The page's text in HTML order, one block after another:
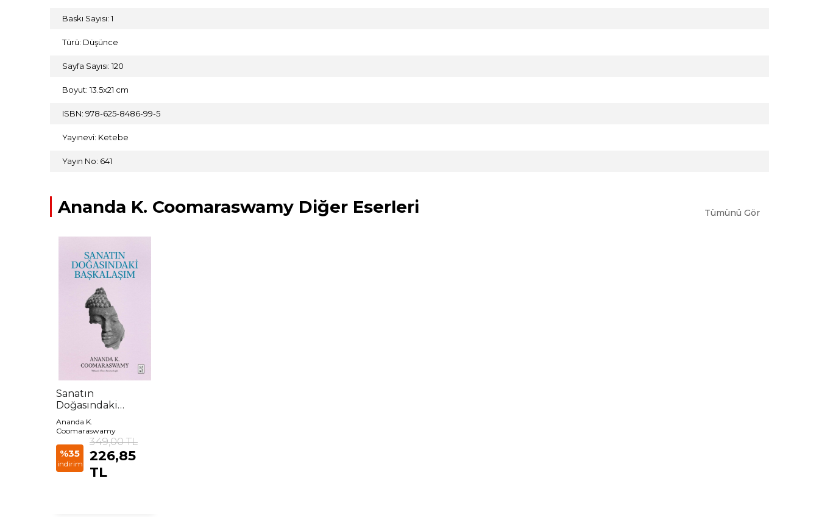
Baskı Sayısı: 1
Türü: Düşünce
Sayfa Sayısı: 120
Boyut: 13.5x21 cm
ISBN: 978-625-8486-99-5
Yayınevi: Ketebe
Yayın No: 641
Ananda K. Coomaraswamy Diğer Eserleri Tümünü Gör
Sanatın
Doğasındaki
Başkalaşım
Ananda K.
Coomaraswamy
%35
indirim
349,00 TL
226,85
TL